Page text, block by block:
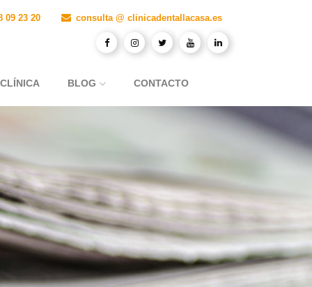
09 23 20 consulta @ clinicadentallacasa.es
BLOG CONTACTO